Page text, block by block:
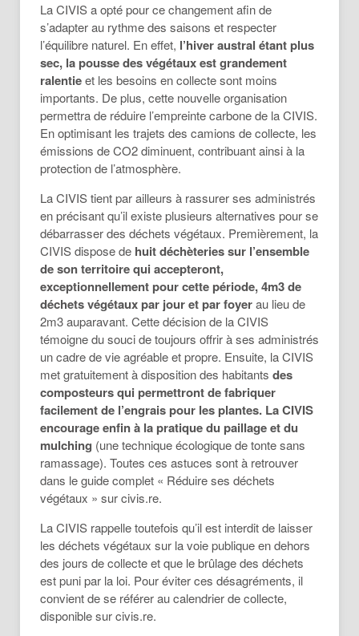
La CIVIS a opté pour ce changement afin de
s’adapter au rythme des saisons et respecter
l’équilibre naturel. En effet, l’hiver austral étant plus
sec, la pousse des végétaux est grandement
ralentieet les besoins en collecte sont moins
importants. De plus, cette nouvelle organisation
permettra de réduire l’empreinte carbone de la CIVIS.
En optimisant les trajets des camions de collecte, les
émissions de CO2 diminuent, contribuant ainsi à la
protection de l’atmosphère.
La CIVIS tient par ailleurs à rassurer ses administrés
en précisant qu’il existe plusieurs alternatives pour se
débarrasser des déchets végétaux. Premièrement, la
CIVIS dispose de huit déchèteries sur l’ensemble
de son territoire qui accepteront,
exceptionnellement pour cette période, 4m3 de
déchets végétaux par jour et par foyerau lieu de
2m3 auparavant. Cette décision de la CIVIS
témoigne du souci de toujours offrir à ses administrés
un cadre de vie agréable et propre. Ensuite, la CIVIS
met gratuitement à disposition des habitants des
composteurs qui permettront de fabriquer
facilement de l’engrais pour les plantes. La CIVIS
encourage enfin à la pratique du paillage et du
mulching (une technique écologique de tonte sans
ramassage). Toutes ces astuces sont à retrouver
dans le guide complet « Réduire ses déchets
végétaux » sur civis.re.
La CIVIS rappelle toutefois qu’il est interdit de laisser
les déchets végétaux sur la voie publique en dehors
des jours de collecte et que le brûlage des déchets
est puni par la loi. Pour éviter ces désagréments, il
convient de se référer au calendrier de collecte,
disponible sur civis.re.